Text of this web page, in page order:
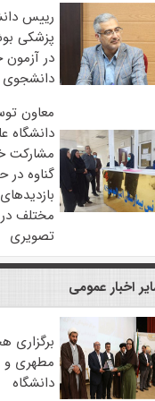
رییس
پزشکی
در
دانشجوی
معاون
دانشگاه
مشارکت
گناوه
مختلف
تصویری
اخبار عمومی
برگزاری
مطهری و
دانشگاه